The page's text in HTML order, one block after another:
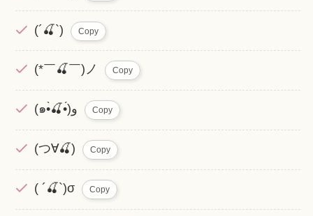
(´🍒`) Copy
(*￣🍒￣)ノ Copy
(๑•̀🍒•́)و Copy
(つ∀🍒) Copy
( ´🍒`)σ Copy